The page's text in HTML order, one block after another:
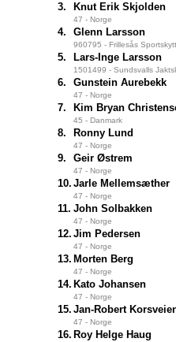
3. Knut Erik Skjolden
47 - Norge
4. Glenn Larsson
960795 - Frillesås
5. Lars-Inge Larsson
1501499 - Sundsvalls
6. Gunstein Aurebekk
47 - Norge
7. Kim Bryan
45 - Danmark
8. Ronny Lund
47 - Norge
9. Geir Østrem
47 - Norge
10. Jarle Mellemsæther
47 - Norge
11. John Solbakken
47 - Norge
12. Jim Pedersen
47 - Norge
13. Morten Berg
47 - Norge
14. Kato Johansen
47 - Norge
15. Jan-Robert
47 - Norge
16. Roy Helge Haug